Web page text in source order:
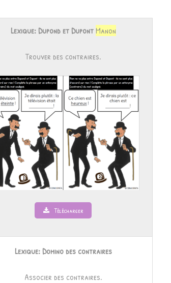
Lexique: Dupond et Dupont Manon
Trouver des contraires.
Télécharger
Lexique: Domino des contraires
Associer des contraires.